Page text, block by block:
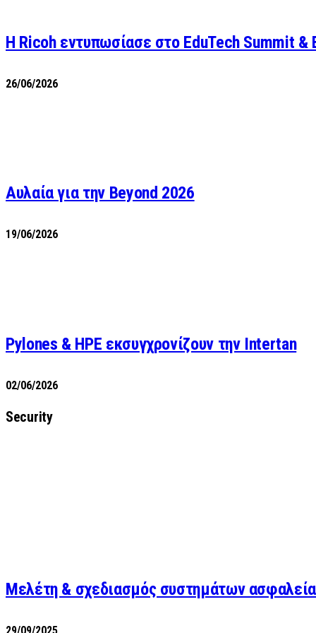
Η Ricoh εντυπωσίασε στο EduTech Summit &
26/06/2026
Αυλαία για την Beyond 2026
19/06/2026
Pylones & HPE εκσυγχρονίζουν την Intertan
02/06/2026
Security
Μελέτη & σχεδιασμός συστημάτων